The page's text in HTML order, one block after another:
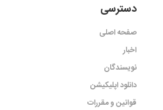
دسترسی
صفحه اصلی
اخبار
نویسندگان
دانلود اپلیکیشن
قوانین و مقررات